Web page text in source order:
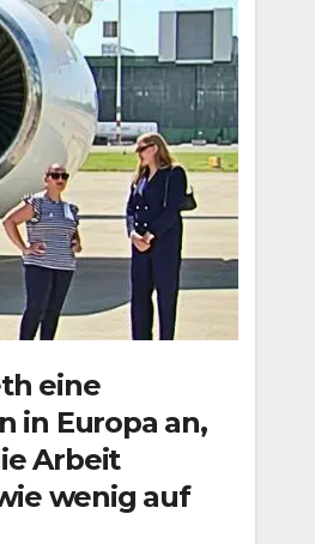
eine
in Europa an,
Arbeit
wenig auf